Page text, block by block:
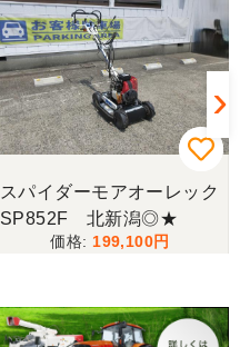
スパイダーモアオーレック
SP852F 北新潟◎★
199,100